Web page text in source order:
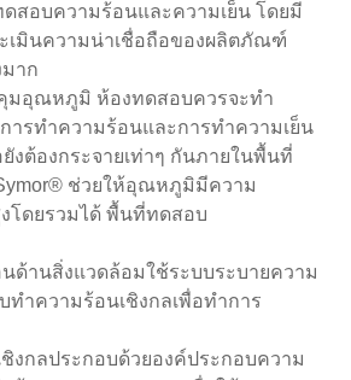
สอบความร้อนและความเย็น โดยมี
เมินความน่าเชื่อถือของผลิตภัณฑ์
าก
คุมอุณหภูมิ ห้องทดสอบควรจะทำ
ารทำความร้อนและการทำความเย็น
ต้องกระจายเท่าๆ กันภายในพื้นที่
ช่วยให้อุณหภูมิมีความ
โดยรวมได้ พื้นที่ทดสอบ
ด้านสิ่งแวดล้อมใช้ระบบระบายความ
ทำความร้อนเชิงกลเพื่อทำการ
งกลประกอบด้วยองค์ประกอบความ